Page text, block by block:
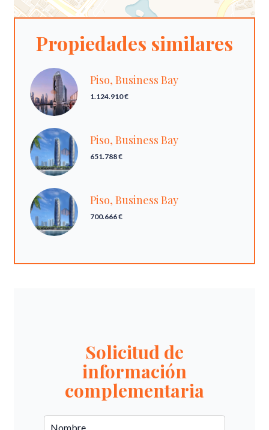
Propiedades similares
Piso, Business Bay
1.124.910 €
Piso, Business Bay
651.788 €
Piso, Business Bay
700.666 €
Solicitud de
información
complementaria